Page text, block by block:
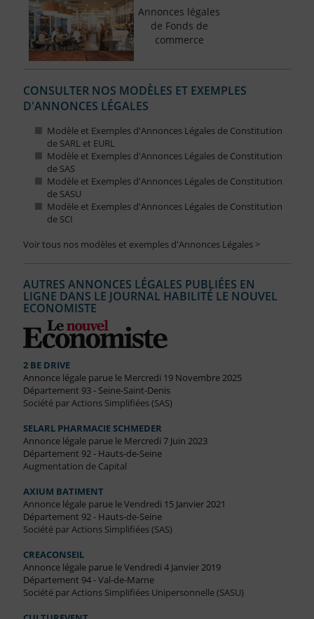
Annonces légales
de Fonds de
commerce
CONSULTER NOS MODÈLES ET EXEMPLES
D'ANNONCES LÉGALES
Modèle et Exemples d'Annonces Légales de Constitution
de SARL et EURL
Modèle et Exemples d'Annonces Légales de Constitution
de SAS
Modèle et Exemples d'Annonces Légales de Constitution
de SASU
Modèle et Exemples d'Annonces Légales de Constitution
de SCI
Voir tous nos modèles et exemples d'Annonces Légales >
AUTRES ANNONCES LÉGALES PUBLIÉES EN
LIGNE DANS LE JOURNAL HABILITÉ LE NOUVEL
ECONOMISTE
2 BE DRIVE
Annonce légale parue le Mercredi 19 Novembre 2025
Département 93 - Seine-Saint-Denis
Société par Actions Simplifiées (SAS)
SELARL PHARMACIE SCHMEDER
Annonce légale parue le Mercredi 7 Juin 2023
Département 92 - Hauts-de-Seine
Augmentation de Capital
AXIUM BATIMENT
Annonce légale parue le Vendredi 15 Janvier 2021
Département 92 - Hauts-de-Seine
Société par Actions Simplifiées (SAS)
CREACONSEIL
Annonce légale parue le Vendredi 4 Janvier 2019
Département 94 - Val-de-Marne
Société par Actions Simplifiées Unipersonnelle (SASU)